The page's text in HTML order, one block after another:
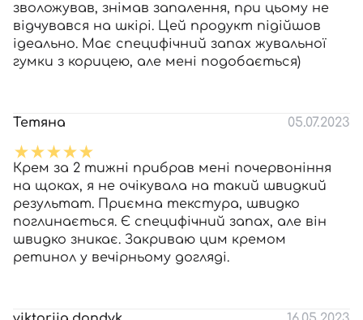
зволожував, знімав запалення, при цьому не
відчувався на шкірі. Цей продукт підійшов
ідеально. Має специфічний запах жувальної
гумки з корицею, але мені подобається)
Тетяна 05.07.2023
Крем за 2 тижні прибрав мені почервоніння
на щоках, я не очікувала на такий швидкий
результат. Приємна текстура, швидко
поглинається. Є специфічний запах, але він
швидко зникає. Закриваю цим кремом
ретинол у вечірньому догляді.